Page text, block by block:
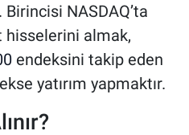
NASDAQ’ta
almak,
endeksini takip eden
yatırım yapmaktır.